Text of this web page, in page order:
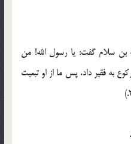
بن سلام گفت: یا رسول الله! من
به فقیر داد، پس ما از او تبعیت